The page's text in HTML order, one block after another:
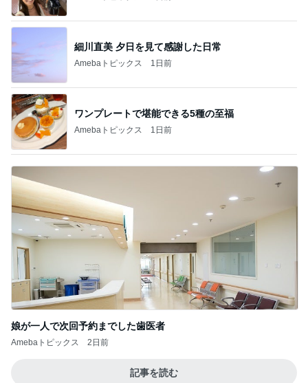
細川直美 夕日を見て感謝した日常
Amebaトピックス 1日前
ワンプレートで堪能できる5種の至福
Amebaトピックス 1日前
娘が一人で次回予約までした歯医者
Amebaトピックス 2日前
記事を読む